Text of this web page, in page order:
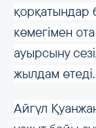
қорқатындар
көмегімен
ауырсыну
жылдам өтеді.
Айгүл